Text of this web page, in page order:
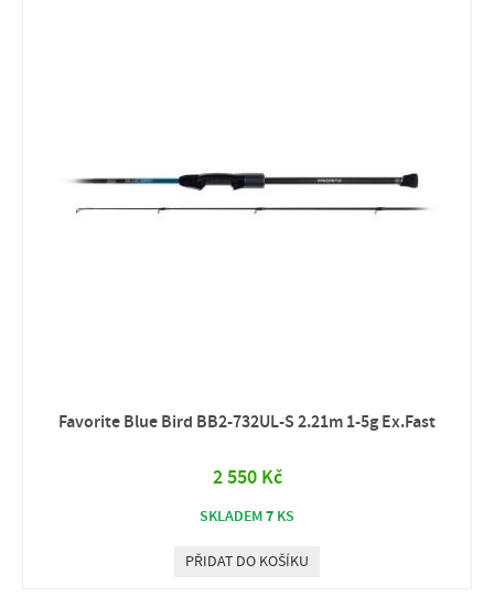
Favorite Blue Bird BB2‑732UL‑S 2.21m 1‑5g Ex.Fast
2 550 Kč
SKLADEM7 KS
PŘIDAT DO KOŠÍKU